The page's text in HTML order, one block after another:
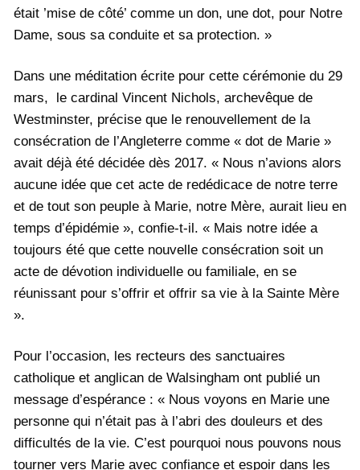
était ’mise de côté’ comme un don, une dot, pour Notre
Dame, sous sa conduite et sa protection. »
Dans une méditation écrite pour cette cérémonie du 29
mars, le cardinal Vincent Nichols, archevêque de
Westminster, précise que le renouvellement de la
consécration de l’Angleterre comme « dot de Marie »
avait déjà été décidée dès 2017. « Nous n’avions alors
aucune idée que cet acte de redédicace de notre terre
et de tout son peuple à Marie, notre Mère, aurait lieu en
temps d’épidémie », confie-t-il. « Mais notre idée a
toujours été que cette nouvelle consécration soit un
acte de dévotion individuelle ou familiale, en se
réunissant pour s’offrir et offrir sa vie à la Sainte Mère
».
Pour l’occasion, les recteurs des sanctuaires
catholique et anglican de Walsingham ont publié un
message d’espérance : « Nous voyons en Marie une
personne qui n’était pas à l’abri des douleurs et des
difficultés de la vie. C’est pourquoi nous pouvons nous
tourner vers Marie avec confiance et espoir dans les